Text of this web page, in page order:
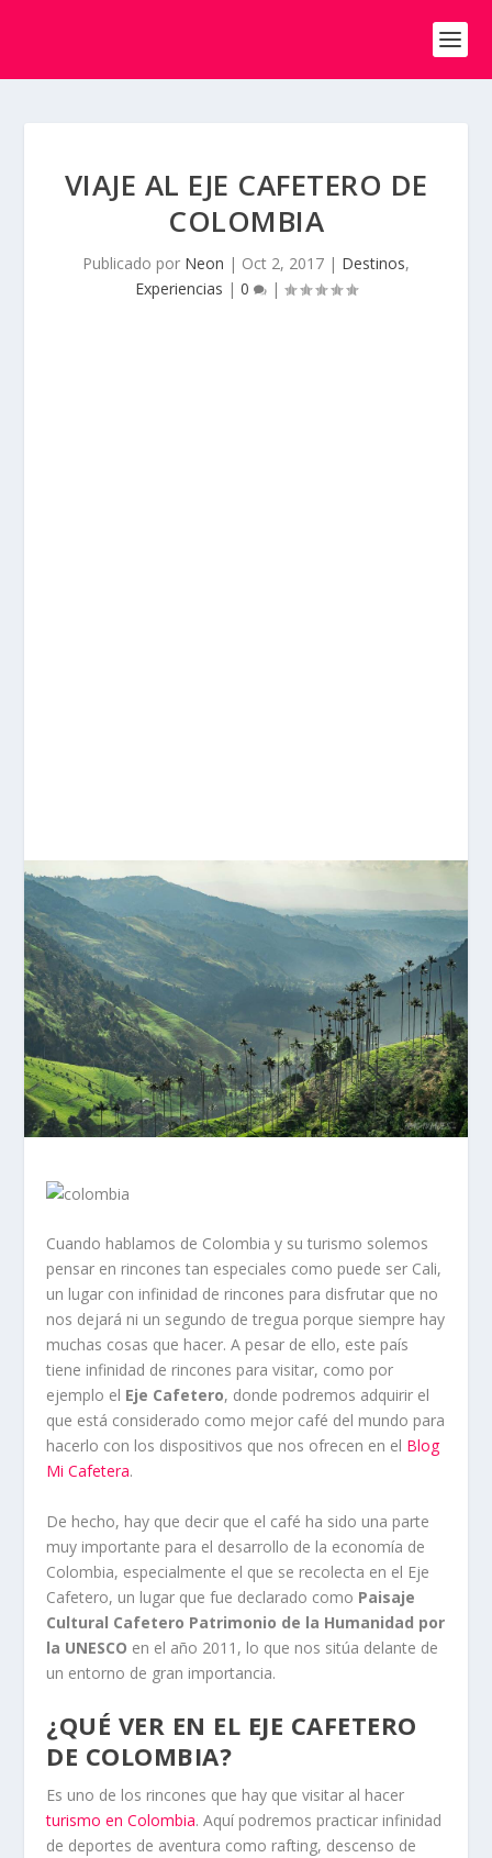
VIAJE AL EJE CAFETERO DE
COLOMBIA
Publicado por Neon | Oct 2, 2017 | Destinos,
Experiencias | 0 |
Cuando hablamos de Colombia y su turismo solemos
pensar en rincones tan especiales como puede ser Cali,
un lugar con infinidad de rincones para disfrutar que no
nos dejará ni un segundo de tregua porque siempre hay
muchas cosas que hacer. A pesar de ello, este país
tiene infinidad de rincones para visitar, como por
ejemplo el Eje Cafetero, donde podremos adquirir el
que está considerado como mejor café del mundo para
hacerlo con los dispositivos que nos ofrecen en el Blog
Mi Cafetera.
De hecho, hay que decir que el café ha sido una parte
muy importante para el desarrollo de la economía de
Colombia, especialmente el que se recolecta en el Eje
Cafetero, un lugar que fue declarado como Paisaje
Cultural Cafetero Patrimonio de la Humanidad por
la UNESCO en el año 2011, lo que nos sitúa delante de
un entorno de gran importancia.
¿QUÉ VER EN EL EJE CAFETERO
DE COLOMBIA?
Es uno de los rincones que hay que visitar al hacer
turismo en Colombia. Aquí podremos practicar infinidad
de deportes de aventura como rafting, descenso de